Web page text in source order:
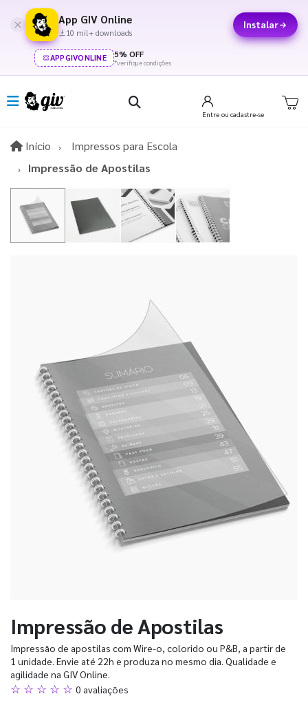
App GIV Online
10 mil+ downloads
Instalar
APPGIVONLINE 5% OFF
*verifique condições
Entre ou cadastre-se
Início InícioImpressos para Escola
Impressão de Apostilas
Impressão de Apostilas
Impressão de apostilas com Wire-o, colorido ou P&B, a partir de
1 unidade. Envie até 22h e produza no mesmo dia. Qualidade e
agilidade na GIV Online.
☆ ☆ ☆ ☆ ☆ 0 avaliações